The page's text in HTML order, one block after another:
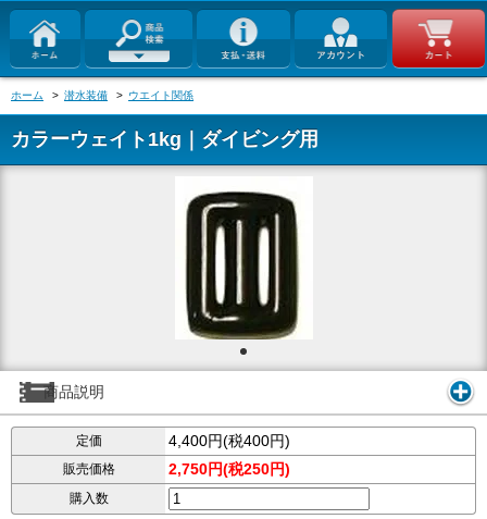
ホーム > 潜水装備 > ウエイト関係
カラーウェイト1kg｜ダイビング用
商品説明
定価 4,400円(税400円)
販売価格 2,750円(税250円)
購入数